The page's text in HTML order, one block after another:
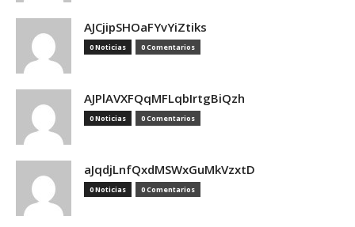
AJCjipSHOaFYvYiZtiks
0 Noticias 0 Comentarios
AJPlAVXFQqMFLqbIrtgBiQzh
0 Noticias 0 Comentarios
aJqdjLnfQxdMSWxGuMkVzxtD
0 Noticias 0 Comentarios